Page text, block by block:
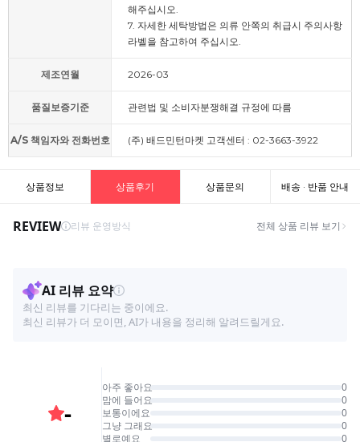
해주십시오.
7. 자세한 세탁방법은 의류 안쪽의 취급시 주의사항
라벨을 참고하여 주십시오.
제조연월 2026-03
품질보증기준 관련법 및 소비자분쟁해결 규정에 따름
A/S 책임자와 전화번호 (주) 배드민턴마켓 고객센터 : 02-3663-3922
상품정보 상품후기 상품문의 배송 · 반품 안내